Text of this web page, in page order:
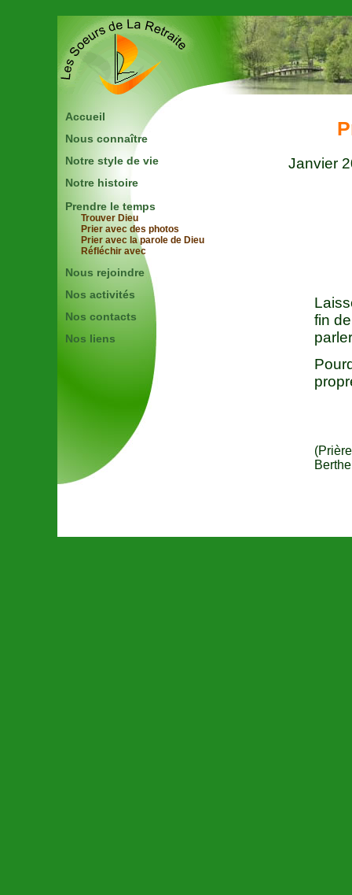
Accueil
Nous connaître
Notre style de vie
Notre histoire
Prendre le temps
Trouver Dieu
Prier avec des photos
Prier avec la parole de Dieu
Réfléchir avec
Nous rejoindre
Nos activités
Nos contacts
Nos liens
Janvier
fin